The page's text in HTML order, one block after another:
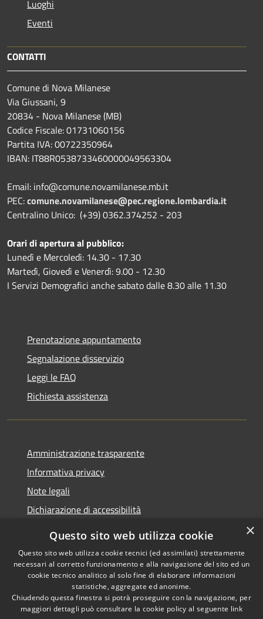
Luoghi
Eventi
CONTATTI
Comune di Nova Milanese
Via Giussani, 9
20834 - Nova Milanese (MB)
Codice Fiscale: 01731060156
Partita IVA: 00722350964
IBAN: IT88R0538733460000049563304
Email: info@comune.novamilanese.mb.it
PEC:comune.novamilanese@pec.regione.lombardia.it
Centralino Unico: (+39) 0362.374252 - 203
Orari di apertura al pubblico:
Lunedì e Mercoledì: 14.30 - 17.30
Martedì, Giovedì e Venerdì: 9.00 - 12.30
I Servizi Demografici anche sabato dalle 8.30 alle 11.30
Prenotazione appuntamento
Segnalazione disservizio
Leggi le FAQ
Richiesta assistenza
Amministrazione trasparente
Informativa privacy
Note legali
Dichiarazione di accessibilità
RSS
Privacy
Cookie
Copyright © 2026 • Comune di
Nova Milanese • Powered by
Municipium•Accesso
redazione
×
Questo sito web utilizza cookie
Questo sito web utilizza cookie tecnici (ed assimilati) strettamente
necessari al corretto funzionamento e alla navigazione del sito ed un
cookie tecnico analitico al solo fine di elaborare informazioni
statistiche, aggregate ed anonime.
Chiudendo questa finestra si potrà proseguire con la navigazione, per
maggiori dettagli può consultare la cookie policy al seguente link